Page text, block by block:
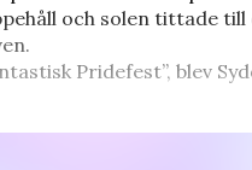
och solen tittade till
Pridefest”, blev